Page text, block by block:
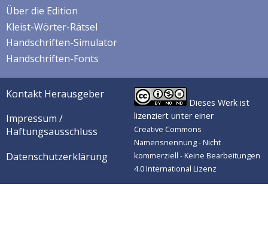
Über die Edition
Kleist-Wörter-Rätsel
Handschriften-Simulator
Handschriften-Fonts
Kontakt Herausgeber
Impressum /
Haftungsausschluss
Datenschutzerklärung
Dieses Werk ist
lizenziert unter einer
Creative Commons
Namensnennung - Nicht
kommerziell - Keine Bearbeitungen
4.0 International Lizenz